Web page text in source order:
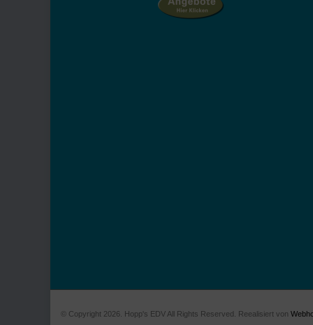
© Copyright 2026. Hopp's EDV All Rights Reserved. Reealisiert von